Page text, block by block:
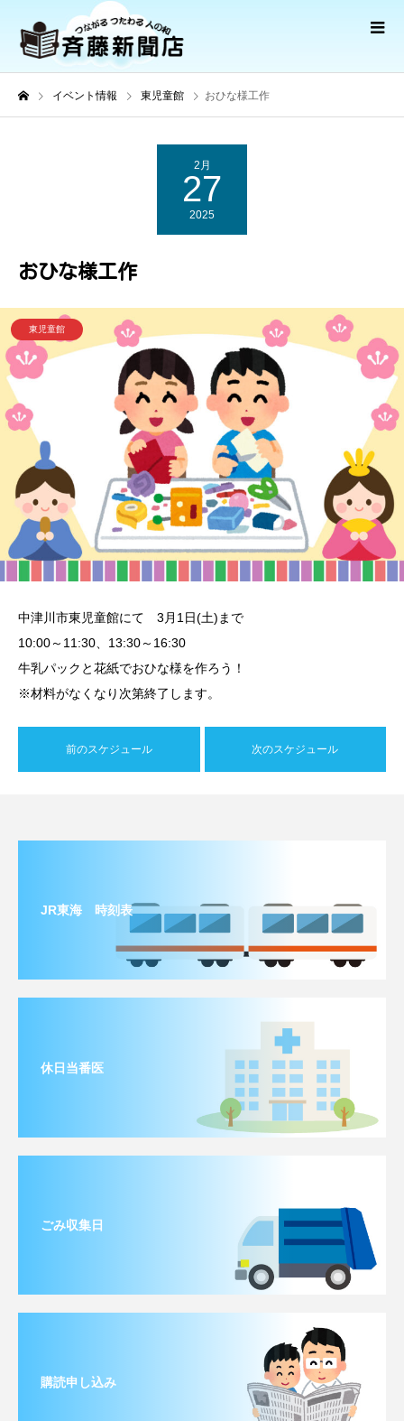
イベント情報 東児童館 おひな様工作
2月
27
2025
おひな様工作
東児童館
中津川市東児童館にて 3月1日(土)まで
10:00～11:30、13:30～16:30
牛乳パックと花紙でおひな様を作ろう！
※材料がなくなり次第終了します。
前のスケジュール 次のスケジュール
JR東海 時刻表
休日当番医
ごみ収集日
購読申し込み